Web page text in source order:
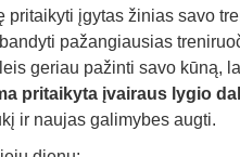
įgytas žinias savo
pažangiausias
geriau pažinti savo kūną,
pritaikyta įvairaus lygio
ir naujas galimybes augti.